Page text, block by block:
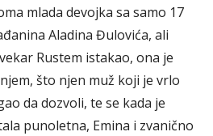
mlada devojka sa samo 17
Aladina Đulovića, ali
Rustem istakao, ona je
što njen muž koji je vrlo
da dozvoli, te se kada je
punoletna, Emina i zvanično